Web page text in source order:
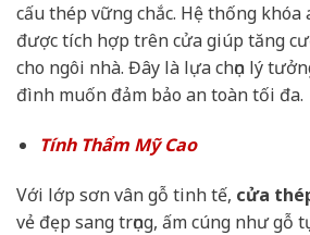
cấu thép vững chắc. Hệ thống
được tích hợp trên cửa giúp tăng
cho ngôi nhà. Đây là lựa chọn lý
đình muốn đảm bảo an toàn tối đa.
Tính Thẩm Mỹ Cao
Với lớp sơn vân gỗ tinh tế, cửa
vẻ đẹp sang trọng, ấm cúng như gỗ